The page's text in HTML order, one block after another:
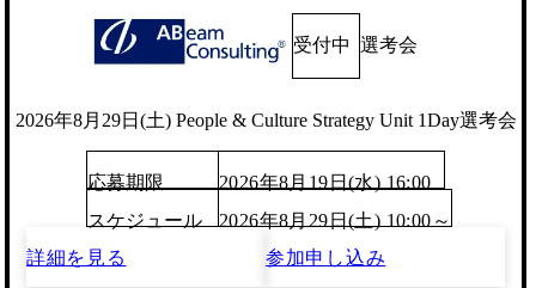
受付中 選考会
2026年8月29日(土) People & Culture Strategy Unit 1Day選考会
応募期限
2026年8月19日(水) 16:00
スケジュール
2026年8月29日(土) 10:00～
詳細を見る
参加申し込み